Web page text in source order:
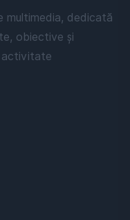
multimedia, dedicată
obiective și
activitate